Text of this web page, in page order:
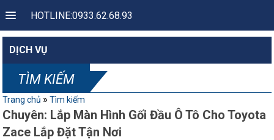
HOTLINE:0933.62.68.93
DỊCH VỤ
TÌM KIẾM
Trang chủ » Tìm kiếm
Chuyên: Lắp Màn Hình Gối Đầu Ô Tô Cho Toyota
Zace Lắp Đặt Tận Nơi